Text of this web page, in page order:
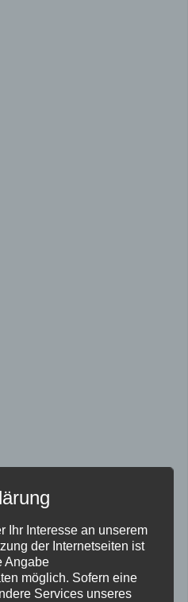
Ihr Interesse an unserem
der Internetseiten ist
Angabe
möglich. Sofern eine
Services unseres